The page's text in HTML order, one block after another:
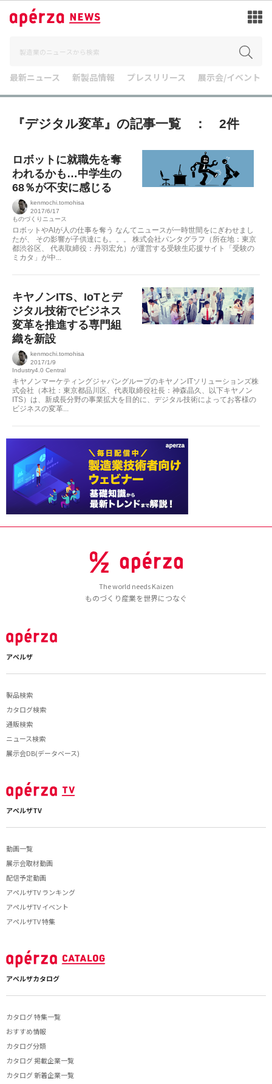
最新ニュース 新製品情報 プレスリリース 展示会/イベント
『デジタル変革』の記事一覧 ： 2件
ロボットに就職先を奪
われるかも…中学生の
68％が不安に感じる
kenmochi.tomohisa
2017/6/17
ものづくりニュース
ロボットやAIが人の仕事を奪う なんてニュースが一時世間をにぎわせまし
たが、 その影響が子供達にも。。。 株式会社パンタグラフ（所在地：東京
都渋谷区、 代表取締役：丹羽宏允）が運営する受験生応援サイト「受験の
ミカタ」が中...
キヤノンITS、IoTとデ
ジタル技術でビジネス
変革を推進する専門組
織を新設
kenmochi.tomohisa
2017/1/9
Industry4.0 Central
キヤノンマーケティングジャパングループのキヤノンITソリューションズ株
式会社（本社：東京都品川区、代表取締役社長：神森晶久、以下キヤノン
ITS）は、新成長分野の事業拡大を目的に、デジタル技術によってお客様の
ビジネスの変革...
The world needs Kaizen
ものづくり産業を世界につなぐ
アペルザ
製品検索
カタログ検索
通販検索
ニュース検索
展示会DB(データベース)
アペルザTV
動画一覧
展示会取材動画
配信予定動画
アペルザTV ランキング
アペルザTV イベント
アペルザTV 特集
アペルザカタログ
カタログ 特集一覧
おすすめ情報
カタログ分類
カタログ 掲載企業一覧
カタログ 新着企業一覧